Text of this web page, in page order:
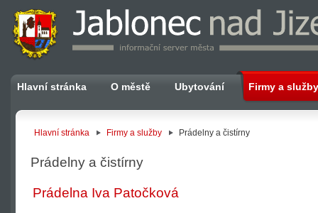
Hlavní stránka O městě Ubytování Firmy a služby
Hlavní stránka Firmy a služby Prádelny a čistírny
Prádelny a čistírny
Prádelna Iva Patočková